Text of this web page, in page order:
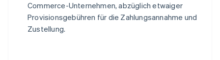
Commerce-Unternehmen, abzüglich etwaiger
Provisionsgebühren für die Zahlungsannahme und
Zustellung.